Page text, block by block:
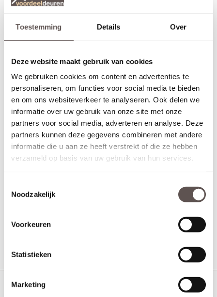
Toestemming Details Over
Deze website maakt gebruik van cookies
We gebruiken cookies om content en advertenties te
personaliseren, om functies voor social media te bieden
en om ons websiteverkeer te analyseren. Ook delen we
informatie over uw gebruik van onze site met onze
partners voor social media, adverteren en analyse. Deze
partners kunnen deze gegevens combineren met andere
informatie die u aan ze heeft verstrekt of die ze hebben
verzameld op basis van uw gebruik van hun services.
Noodzakelijk
Voorkeuren
Statistieken
Marketing
Inhoud van de set
Deze Svedex Jumu deurkrukset bestaat uit:
+ RVS extra plat rond cilinderrozet (twee zijden)
+ Universele bouten en montagemateriaal voor een snelle
+ Geschikt voor alle standaard loopsloten en binnendeuren
Svedex Jumu met toiletgarnituur